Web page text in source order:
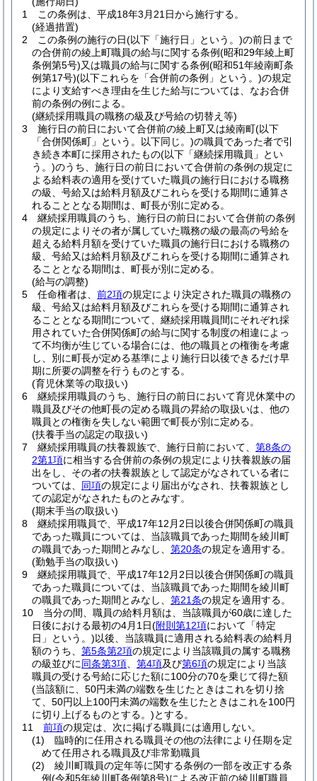
1
この条例は、平成18年3月21日から施行する。
(経過措置)
2
この条例の施行の日(以下「施行日」という。)の前日まで
の合併前の綾上町職員の給与に関する条例(昭和29年綾上町
条例第5号)又は職員の給与に関する条例(昭和51年綾南町条
例第17号)(以下これらを「合併前の条例」という。)の規定
により支給すべき理由を生じた給与については、なお合併
前の条例の例による。
(継続採用職員の職務の級及び号給の切替え等)
3
施行日の前日において合併前の綾上町又は綾南町(以下
「合併関係町」という。以下同じ。)の職員であった者で引
き続き本町に採用されたもの(以下「継続採用職員」とい
う。)のうち、施行日の前日において合併前の条例の規定に
よる給料表の適用を受けていた職員の施行日における職務
の級、号給又は給料月額及びこれらを受ける期間に通算さ
れることとなる期間は、町長が別に定める。
4
継続採用職員のうち、施行日の前日において合併前の条例
の規定によりその者が属していた職務の級の最高の号給を
超える給料月額を受けていた職員の施行日における職務の
級、号給又は給料月額及びこれらを受ける期間に通算され
ることとなる期間は、町長が別に定める。
(給与の調整)
5
任命権者は、 前2項の規定により決定された職員の職務の
級、号給又は給料月額及びこれらを受ける期間に通算され
ることとなる期間について、継続採用職員間にそれぞれ採
用されていた合併関係町の給与に関する制度の相違によっ
て不均衡が生じている場合には、他の職員との権衡を考慮
し、別に町長が定める基準により施行日以後できるだけ早
期に所要の調整を行うものとする。
(育児休業等の取扱い)
6
継続採用職員のうち、施行日の前日において育児休業中の
職員及びその他町長の定める職員の昇給の取扱いは、他の
職員との権衡を失しない範囲で町長が別に定める。
(扶養手当の認定の取扱い)
7
継続採用職員の扶養親族で、施行日前において、 第8条の
2第1項に相当する合併前の条例の規定により扶養親族の届
出をし、その者の扶養親族として認定がなされている者に
ついては、 同項の規定により届出がなされ、扶養親族とし
ての認定がなされたものとみなす。
(期末手当の取扱い)
8
継続採用職員で、平成17年12月2日以後合併関係町の職員
であった職員については、当該職員であった期間を綾川町
の職員であった期間とみなし、 第20条の規定を適用する。
(勤勉手当の取扱い)
9
継続採用職員で、平成17年12月2日以後合併関係町の職員
であった職員については、当該職員であった期間を綾川町
の職員であった期間とみなし、 第21条の規定を適用する。
10
当分の間、職員の給料月額は、当該職員が60歳に達した
日後における最初の4月1日(附則第12項において「特定
日」という。)以後、当該職員に適用される給料表の給料月
額のうち、 第5条第2項の規定により当該職員の属する職務
の級並びに同条第3項 第4項及び第6項の規定により当該
職員の受ける号給に応じた額に100分の70を乗じて得た額
(当該額に、50円未満の端数を生じたときはこれを切り捨
て、50円以上100円未満の端数を生じたときはこれを100円
に切り上げるものとする。)とする。
11
前項の規定は、次に掲げる職員には適用しない。
(1)
臨時的に任用される職員その他の法律により任期を定
めて任用される職員及び非常勤職員
(2)
綾川町職員の定年等に関する条例の一部を改正する条
例(令和5年綾川町条例第8号)による改正前の綾川町職員